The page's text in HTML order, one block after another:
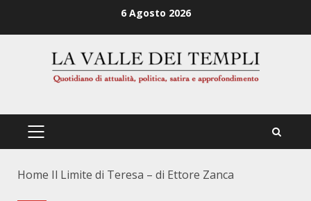
6 Agosto 2026
PRIMÄRES
Home Il Limite di Teresa – di Ettore Zanca